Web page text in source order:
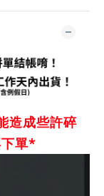
造成些許碎
單*